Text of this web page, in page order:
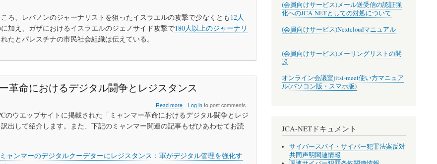
チ
ナ
ノ
に
お
る
ジ
ャ
ー
ス
ト
ろ、レバノンのジャーナリストを狙ったイスラエルの攻撃で少なくとも12人
加え、ガザにおけるイスラエルのジェノサイド攻撃で180人以上のジャーナリ
たとパレスチナの市民社会組織は伝えている。
革命におけるデジタル闘争とレジスタンス
Read more about
ミ
ャ
ン
革
Log in to post comments
のウエッブサイトに掲載された「ミャンマー革命におけるデジタル闘争とレジ
出して紹介します。また、下記のミャンマー関連の記事もぜひあわせてお読
ャンマーのデジタルクーデターにレジスタンス：軍がデジタル管理を強化す
(会員向けサービス)メール送受信の認証強
化へのJCA-NETとしての対処について
(会員向けサービス)Nextcloudマニュアル
(会員向けサービス)メーリングリストの開
設
オンライン会議室jitsi-meet使い方マニュア
ル(パソコン版・スマホ版)
JCA-NETドキュメント
サイバースパイ・サイバー犯罪法案反対
共同声明関連情報